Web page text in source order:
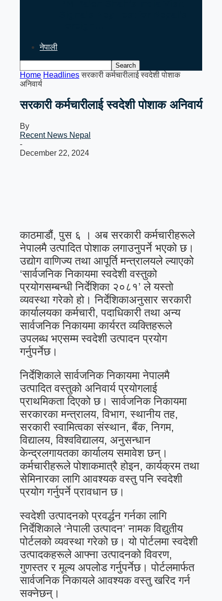
नेपाली
Home Headlines सरकारी कर्मचारीलाई स्वदेशी पोशाक
अनिवार्य
सरकारी कर्मचारीलाई स्वदेशी पोशाक अनिवार्य
By
Recent News Nepal
-
December 22, 2024
काठमाडौं, पुस ६ । अब सरकारी कर्मचारीहरूले
नेपालमै उत्पादित पोशाक लगाउनुपर्ने भएको छ।
उद्योग वाणिज्य तथा आपूर्ति मन्त्रालयले ल्याएको
‘सार्वजनिक निकायमा स्वदेशी वस्तुको
प्रयोगसम्बन्धी निर्देशिका २०८१’ ले यस्तो
व्यवस्था गरेको हो। निर्देशिकाअनुसार सरकारी
कार्यालयका कर्मचारी, पदाधिकारी तथा अन्य
सार्वजनिक निकायमा कार्यरत व्यक्तिहरूले
उपलब्ध भएसम्म स्वदेशी उत्पादन प्रयोग
गर्नुपर्नेछ।
निर्देशिकाले सार्वजनिक निकायमा नेपालमै
उत्पादित वस्तुको अनिवार्य प्रयोगलाई
प्राथमिकता दिएको छ। सार्वजनिक निकायमा
सरकारका मन्त्रालय, विभाग, स्थानीय तह,
सरकारी स्वामित्वका संस्थान, बैंक, निगम,
विद्यालय, विश्वविद्यालय, अनुसन्धान
केन्द्रलगायतका कार्यालय समावेश छन्।
कर्मचारीहरूले पोशाकमात्रै होइन, कार्यक्रम तथा
सेमिनारका लागि आवश्यक वस्तु पनि स्वदेशी
प्रयोग गर्नुपर्ने प्रावधान छ।
स्वदेशी उत्पादनको प्रवर्द्धन गर्नका लागि
निर्देशिकाले ‘नेपाली उत्पादन’ नामक विद्युतीय
पोर्टलको व्यवस्था गरेको छ। यो पोर्टलमा स्वदेशी
उत्पादकहरूले आफ्ना उत्पादनको विवरण,
गुणस्तर र मूल्य अपलोड गर्नुपर्नेछ। पोर्टलमार्फत
सार्वजनिक निकायले आवश्यक वस्तु खरिद गर्न
सक्नेछन्।